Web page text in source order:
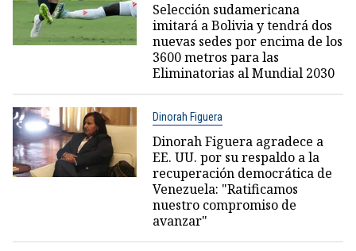
Selección sudamericana
imitará a Bolivia y tendrá dos
nuevas sedes por encima de los
3600 metros para las
Eliminatorias al Mundial 2030
Dinorah Figuera
Dinorah Figuera agradece a
EE. UU. por su respaldo a la
recuperación democrática de
Venezuela: "Ratificamos
nuestro compromiso de
avanzar"